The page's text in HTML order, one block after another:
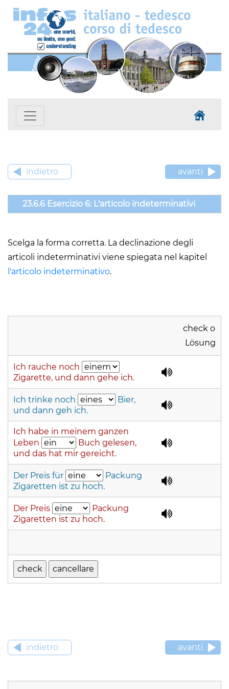
indietro avanti
23.6.6 Esercizio 6: L'articolo indeterminativi
Scelga la forma corretta. La declinazione degli
articoli indeterminativi viene spiegata nel kapitel
l'articolo indeterminativo.
check o
Lösung
Ich rauche noch
Zigarette, und dann gehe ich.
Ich trinke noch
Bier,
und dann geh ich.
Ich habe in meinem ganzen
Leben
Buch gelesen,
und das hat mir gereicht.
Der Preis für
Packung
Zigaretten ist zu hoch.
Der Preis
Packung
Zigaretten ist zu hoch.
indietro avanti